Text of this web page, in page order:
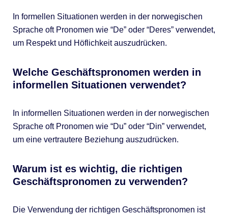
In formellen Situationen werden in der norwegischen
Sprache oft Pronomen wie “De” oder “Deres” verwendet,
um Respekt und Höflichkeit auszudrücken.
Welche Geschäftspronomen werden in
informellen Situationen verwendet?
In informellen Situationen werden in der norwegischen
Sprache oft Pronomen wie “Du” oder “Din” verwendet,
um eine vertrautere Beziehung auszudrücken.
Warum ist es wichtig, die richtigen
Geschäftspronomen zu verwenden?
Die Verwendung der richtigen Geschäftspronomen ist